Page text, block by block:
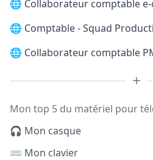
🌐 Collaborateur comptable
🌐 Comptable - Squad
🌐 Collaborateur comptable
Mon top 5 du matériel pour
🎧 Mon casque
⌨️ Mon clavier